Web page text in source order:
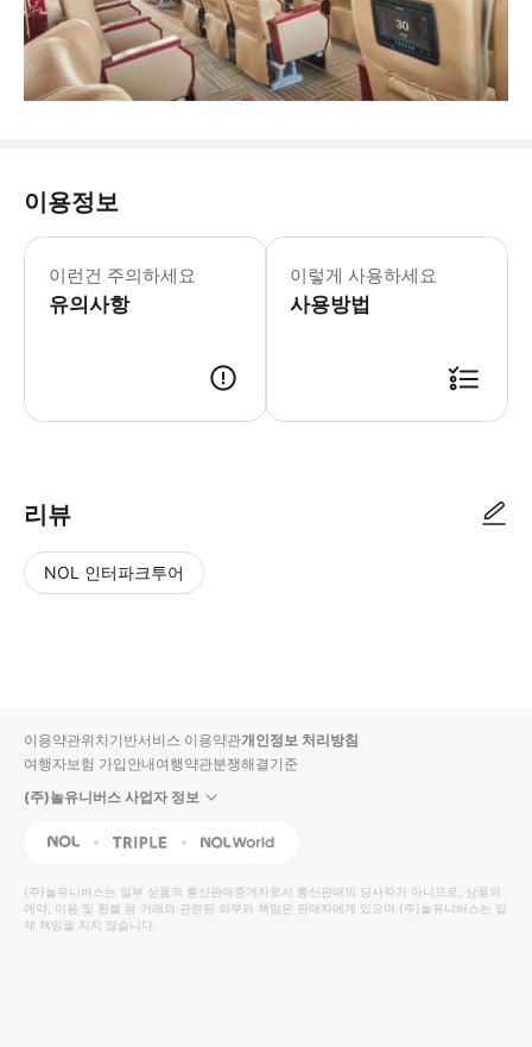
이용정보
이런건 주의하세요
유의사항
- 추가정보 * 휠체어 수용이 불가능한
- 이용요건 * 탑승 가능한 어린이는
- 예약 조건 및 유의사항 * 모든 탑승
- 고지
- 바우처 유효기간 * 바우처는 지정된
이렇게 사용하세요
사용방법
리뷰
NOL 인터파크투어
입니
다.
높
은
순
동
영
상
순
상
이용약관위치기반서비스 이용약관개인정보 처리방침
여행자보험 가입안내여행약관분쟁해결기준
(주)놀유니버스 사업자 정보
NOL Triple Interpark Global
(주)놀유니버스는 일부 상품의 통신판매중개자로서 통신판매의 당사자가 아니므로, 상품의
예약, 이용 및 환불 등 거래와 관련된 의무와 책임은 판매자에게 있으며 (주)놀유니버스는 일
체 책임을 지지 않습니다.